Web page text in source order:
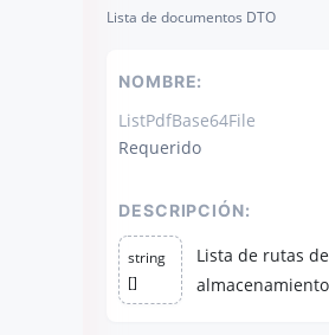
Lista de documentos DTO
NOMBRE:
ListPdfBase64File
Requerido
DESCRIPCIÓN:
string
[]
Lista de rutas
almacenamiento